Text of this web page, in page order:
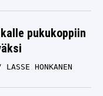
pukukoppiin
LASSE HONKANEN